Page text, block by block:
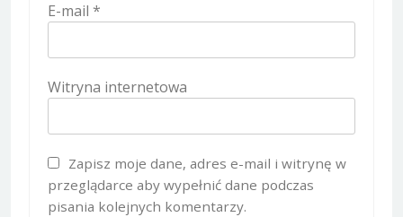
E-mail *
Witryna internetowa
Zapisz moje dane, adres e-mail i witrynę w
przeglądarce aby wypełnić dane podczas
pisania kolejnych komentarzy.